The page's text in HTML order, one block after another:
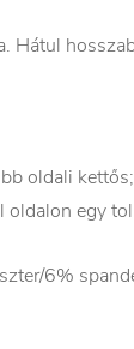
Hátul
oldali kettős;
oldalon egy
6%